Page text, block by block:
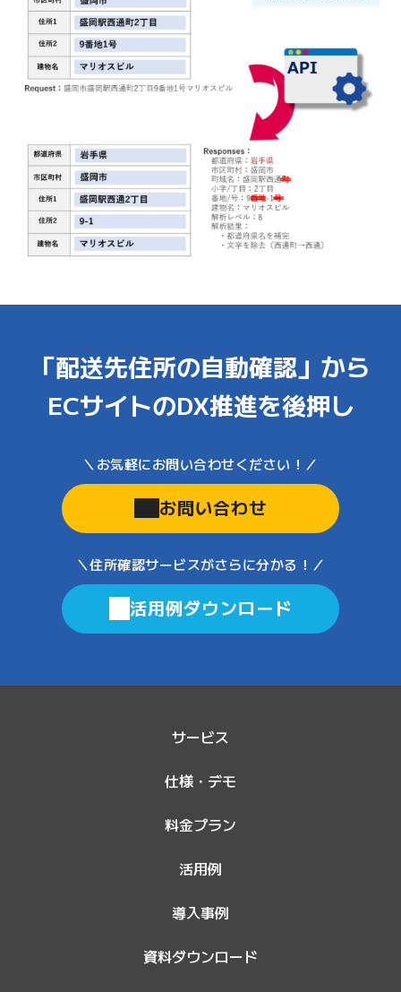
「配送先住所の自動確認」から
ECサイトのDX推進を後押し
お問い合わせ
活用例ダウンロード
サービス
仕様・デモ
料金プラン
活用例
導入事例
資料ダウンロード